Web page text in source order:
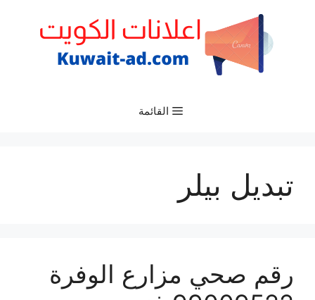
القائمة
تبديل بيلر
رقم صحي مزارع الوفرة